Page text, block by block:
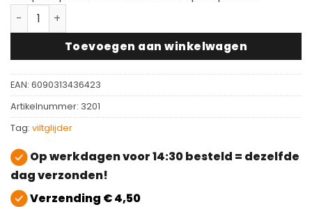
Viltglijder met schroef 20mm 100 stuks aantal
Toevoegen aan winkelwagen
EAN: 6090313436423
Artikelnummer: 3201
Tag: viltglijder
Op werkdagen voor 14:30 besteld = dezelfde
dag verzonden!
Verzending € 4,50